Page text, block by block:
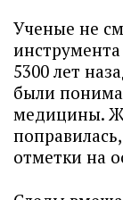
Ученые не
5300 лет
были
медицины.
отметки на